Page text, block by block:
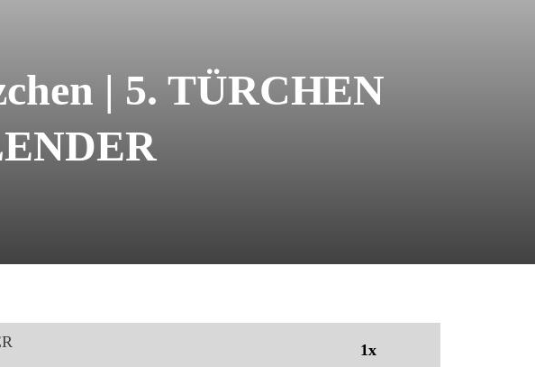
| 5. TÜRCHEN
1x